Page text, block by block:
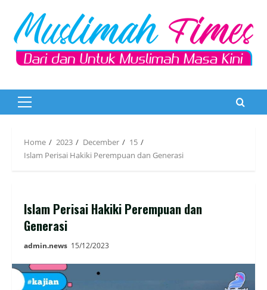
content
Primary
Home 2023 December
15
Islam Perisai Hakiki Perempuan dan Generasi
Islam Perisai Hakiki Perempuan dan
Generasi
admin.news 15/12/2023